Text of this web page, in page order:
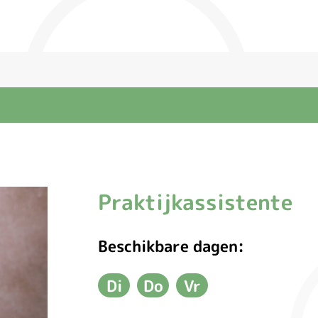
Praktijkassistente
Beschikbare dagen:
Dinsdag
Di Donderdag
Do Vrijdag
Vr